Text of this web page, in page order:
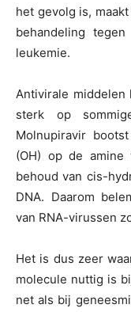
het gevolg is,
behandeling
leukemie.
Antivirale
sterk op
Molnupiravir
(OH) op de
behoud van cis-
DNA. Daarom
van RNA-virussen
Het is dus zeer
molecule nuttig is
net als bij